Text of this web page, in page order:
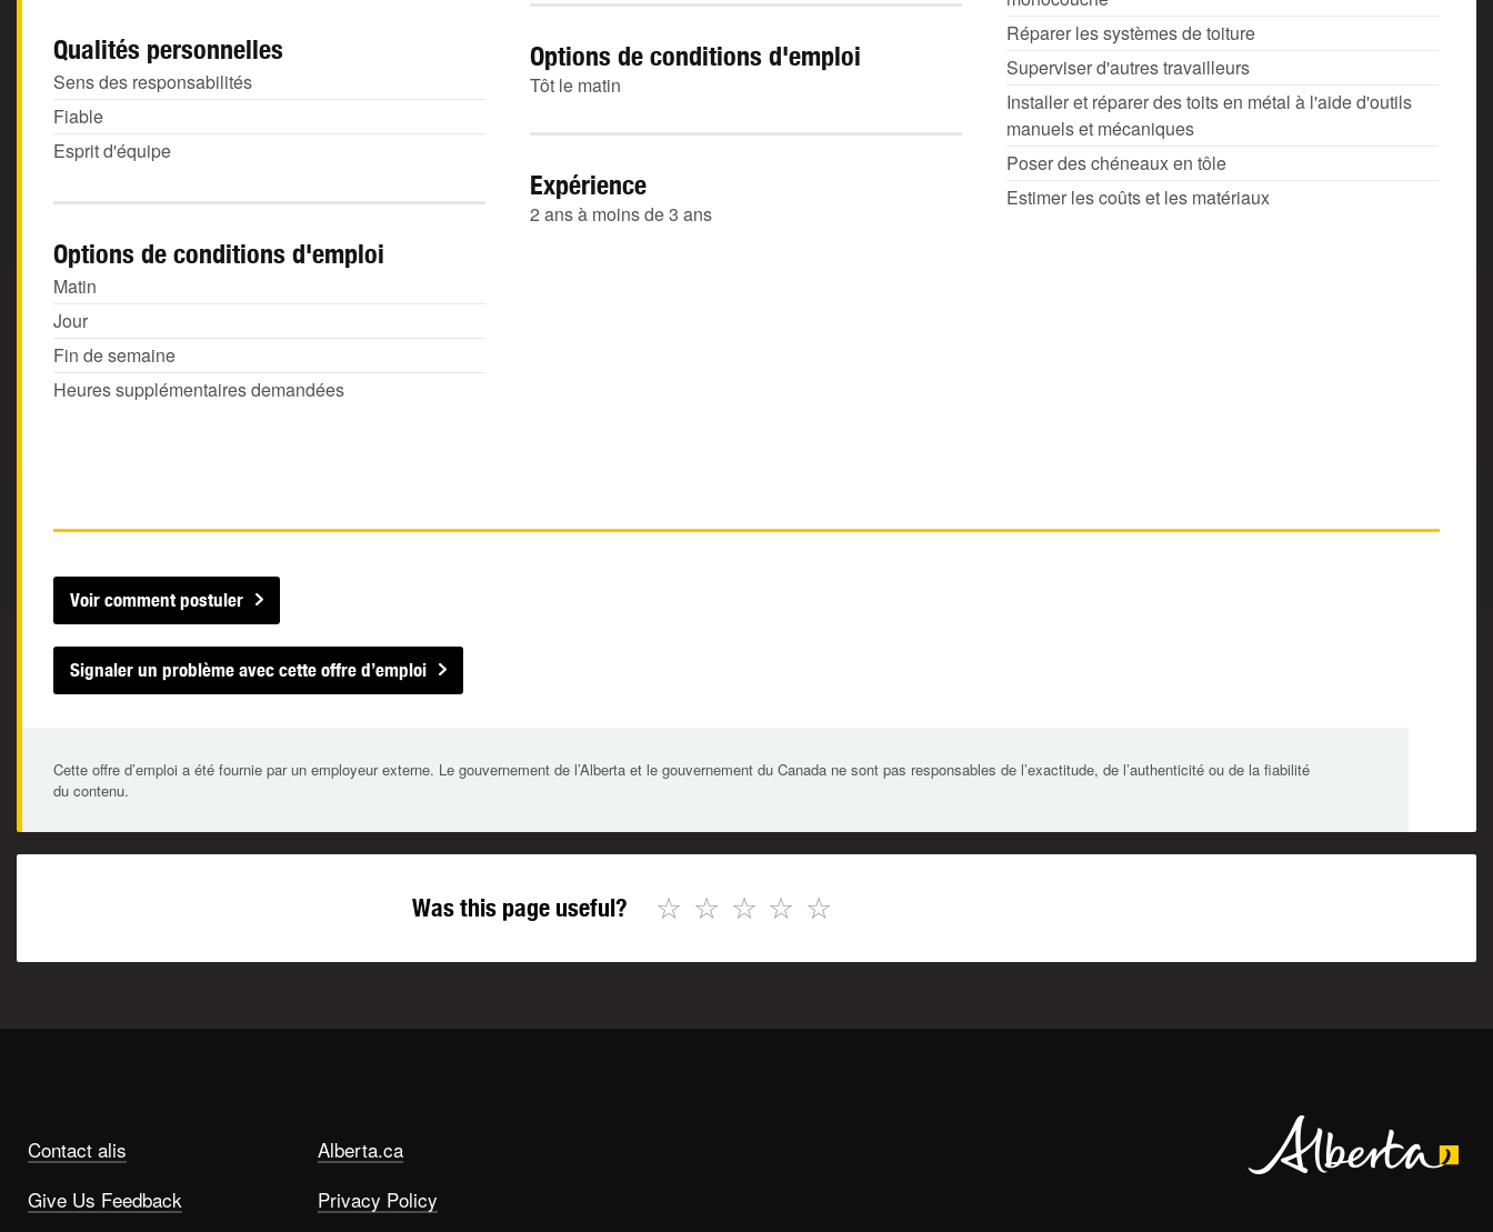
Réparer les systèmes de toiture
Superviser d'autres travailleurs
Installer et réparer des toits en métal à l'aide d'outils
manuels et mécaniques
Poser des chéneaux en tôle
Estimer les coûts et les matériaux
Qualités personnelles
Sens des responsabilités
Fiable
Esprit d'équipe
Options de conditions d'emploi
Tôt le matin
Expérience
2 ans à moins de 3 ans
Options de conditions d'emploi
Matin
Jour
Fin de semaine
Heures supplémentaires demandées
Voir comment postuler
Signaler un problème avec cette offre d’emploi
Cette offre d’emploi a été fournie par un employeur externe. Le gouvernement de l’Alberta et le gouvernement du Canada ne sont pas responsables de l’exactitude, de l’authenticité ou de la fiabilité
du contenu.
Was this page useful? ☆
☆
☆
☆
☆
Contact alis
Give Us Feedback
Alberta.ca
Privacy Policy